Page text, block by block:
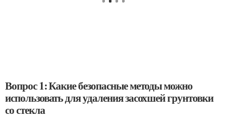
Вопрос 1: Какие безопасные методы можно
использовать для удаления засохшей грунтовки
со стекла